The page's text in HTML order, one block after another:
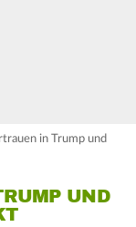
in Trump und
UND